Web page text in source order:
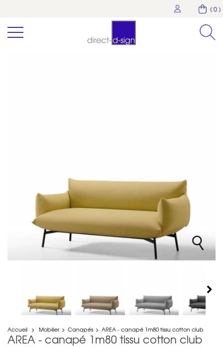
( 0 )
Accueil > Mobilier > Canapés > AREA - canapé 1m80 tissu cotton club
AREA - canapé 1m80 tissu cotton club